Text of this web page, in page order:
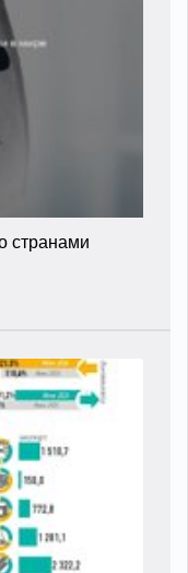
странами